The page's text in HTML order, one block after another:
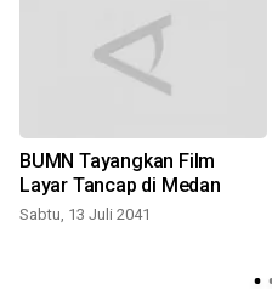
BUMN Tayangkan Film
Layar Tancap di Medan
Sabtu, 13 Juli 2041